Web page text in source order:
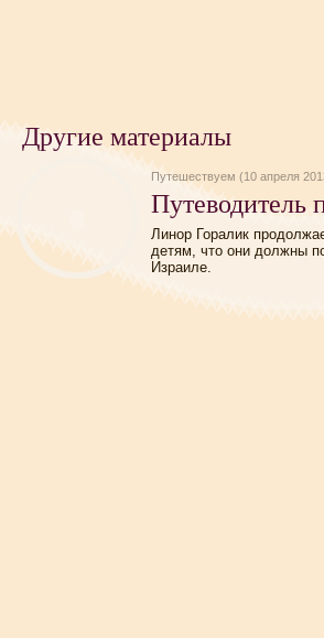
Другие материалы
Путешествуем (10 апреля
Путеводитель
Линор Горалик
детям, что они должны
Израиле.